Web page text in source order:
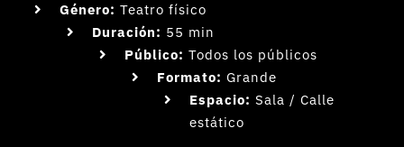
Género: Teatro físico
Duración: 55 min
Público: Todos los públicos
Formato: Grande
Espacio: Sala / Calle
estático